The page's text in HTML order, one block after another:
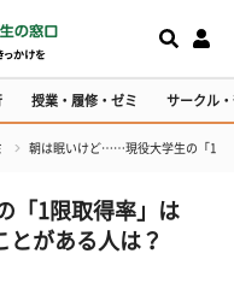
授業・履修・ゼミ サークル
朝は眠いけど……現役大学生の「1限
「1限取得率」は
とがある人は？